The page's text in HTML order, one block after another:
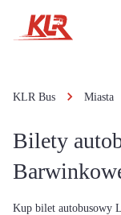
KLR Bus Miasta
Bilety
Kup bilet autobusowy